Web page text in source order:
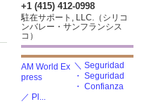
+1 (415) 412-0998
駐在サポート, LLC.（シリコ
ンバレー・サンフランシス
コ）
＼ Seguridad
・ Seguridad
・ Confianza
／ Pl...